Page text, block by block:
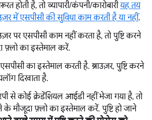
होती है, तो व्यापारी/कंपनी/कारोबारीयह तय
में एसपीसी की सुविधा काम करती है या नहीं.
पर एसपीसी काम नहीं करता है, तो पुष्टि करने
फ़्लो का इस्तेमाल करें.
का इस्तेमाल करती है. ब्राउज़र, पुष्टि करने
दिखाता है.
से कोई क्रेडेंशियल आईडी नहीं भेजा गया है, तो
के मौजूदा फ़्लो का इस्तेमाल करें. पुष्टि हो जाने